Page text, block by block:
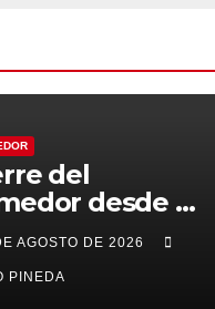
del
desde el
21 de Agosto
vacaciones
AGOSTO DE 2026
PINEDA